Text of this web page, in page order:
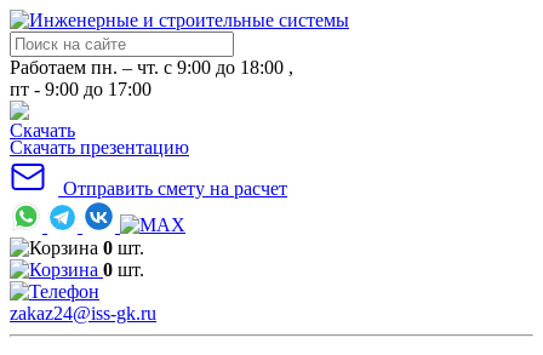
Работаем пн. – чт. с 9:00 до 18:00 ,
пт - 9:00 до 17:00
Скачать презентацию
Отправить смету на расчет
0 шт.
0 шт.
zakaz24@iss-gk.ru